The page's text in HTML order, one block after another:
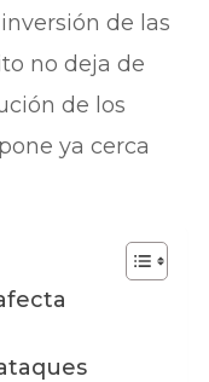
de las
no deja de
de los
ya cerca